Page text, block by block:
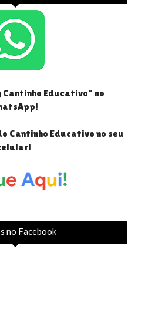
Cantinho Educativo" no
Cantinho Educativo no seu
no Facebook